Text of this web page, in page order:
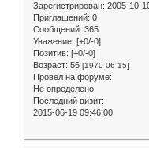
Зарегистрирован: 2005-10-
Приглашений: 0
Сообщений: 365
Уважение: [+0/-0]
Позитив: [+0/-0]
Возраст: 56 [1970-06-15]
Провел на форуме:
Не определено
Последний визит:
2015-06-19 09:46:00